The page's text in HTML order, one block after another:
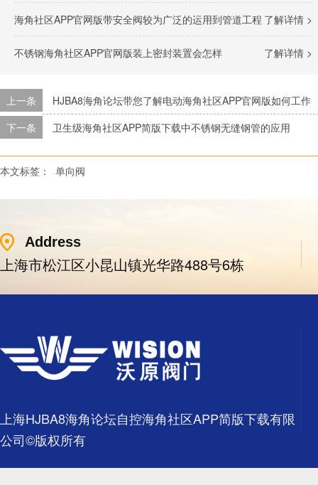
了解详情 >
海角社区APP官网版带安全阀较为广泛的运用到管道工程
了解详情 >
不锈钢海角社区APP官网版装上密封装置会怎样
上一条
HJBA8海角论坛带您了解电动海角社区APP官网版如何工作
下一条
卫生级海角社区APP简版下载中不锈钢无缝钢管的应用
本文标签： 单向阀
Address
上海市松江区小昆山镇光华路488号6栋
上海HJBA8海角论坛自控海角社区APP简版下载有限
公司©版权所有